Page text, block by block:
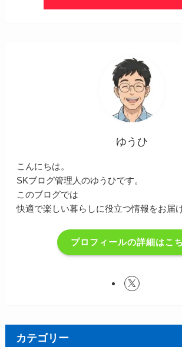
ゆうひ
こんにちは。
SKブログ管理人のゆうひです。
このブログでは
快適で楽しい暮らしに役立つ情報をお届
プロフィールの詳細はこ
カテゴリー